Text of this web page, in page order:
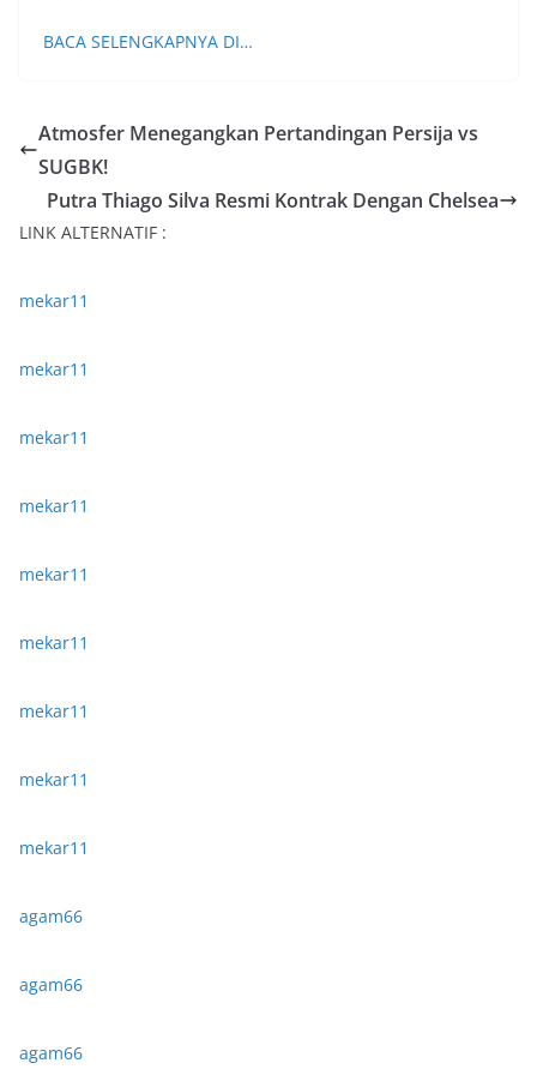
BACA SELENGKAPNYA DI…
Atmosfer Menegangkan Pertandingan Persija vs
SUGBK!
Putra Thiago Silva Resmi Kontrak Dengan Chelsea
LINK ALTERNATIF :
mekar11
mekar11
mekar11
mekar11
mekar11
mekar11
mekar11
mekar11
mekar11
agam66
agam66
agam66